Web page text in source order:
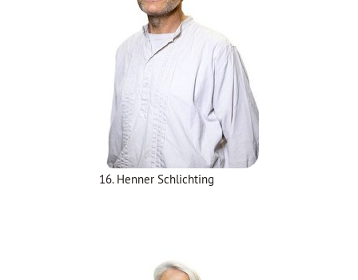
16. Henner Schlichting